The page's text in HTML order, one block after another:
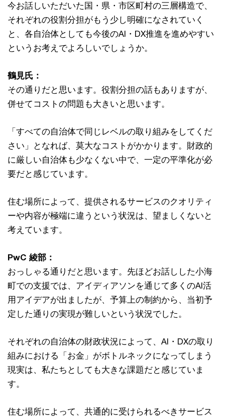
今お話しいただいた国・県・市区町村の三層構造で、
それぞれの役割分担がもう少し明確になされていく
と、各自治体としても今後のAI・DX推進を進めやすい
というお考えでよろしいでしょうか。
鶴見氏：
その通りだと思います。役割分担の話もありますが、
併せてコストの問題も大きいと思います。
「すべての自治体で同じレベルの取り組みをしてくだ
さい」となれば、莫大なコストがかかります。財政的
に厳しい自治体も少なくない中で、一定の平準化が必
要だと感じています。
住む場所によって、提供されるサービスのクオリティ
ーや内容が極端に違うという状況は、望ましくないと
考えています。
PwC 綾部：
おっしゃる通りだと思います。先ほどお話しした小海
町での支援では、アイディアソンを通じて多くのAI活
用アイデアが出ましたが、予算上の制約から、当初予
定した通りの実現が難しいという状況でした。
それぞれの自治体の財政状況によって、AI・DXの取り
組みにおける「お金」がボトルネックになってしまう
現実は、私たちとしても大きな課題だと感じていま
す。
住む場所によって、共通的に受けられるべきサービス